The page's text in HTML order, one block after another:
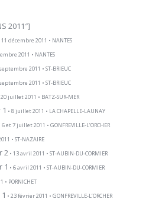
2011″]
11 décembre 2011 • NANTES
2011 • NANTES
2011 • ST-BRIEUC
2011 • ST-BRIEUC
20 juillet 2011 • BATZ-SUR-MER
• 8 juillet 2011 • LA CHAPELLE-LAUNAY
6 et 7 juillet 2011 • GONFREVILLE-L’ORCHER
• ST-NAZAIRE
2 • 13 avril 2011 • ST-AUBIN-DU-CORMIER
1 • 6 avril 2011 • ST-AUBIN-DU-CORMIER
• PORNICHET
• 23 février 2011 • GONFREVILLE-L’ORCHER